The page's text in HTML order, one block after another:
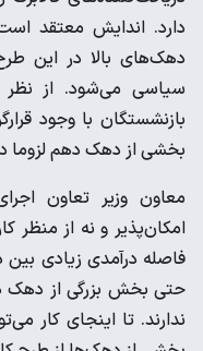
دارد. اندایش معتقد
دهک‌های بالا در این
سیاسی می‌شود. از نظر
بازنشستگان با وجود
بخشی از دهک دهم لزوما
معاون وزیر تعاون
امکان‌پذیر و نه از منظر
فاصله درآمدی زیادی
حتی بخش بزرگی از دهک
ندارند. تا اینجای کار